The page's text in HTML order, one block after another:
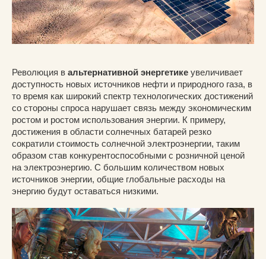
Революция в альтернативной энергетике увеличивает
доступность новых источников нефти и природного газа, в
то время как широкий спектр технологических достижений
со стороны спроса нарушает связь между экономическим
ростом и ростом использования энергии. К примеру,
достижения в области солнечных батарей резко
сократили стоимость солнечной электроэнергии, таким
образом став конкурентоспособными с розничной ценой
на электроэнергию. С большим количеством новых
источников энергии, общие глобальные расходы на
энергию будут оставаться низкими.